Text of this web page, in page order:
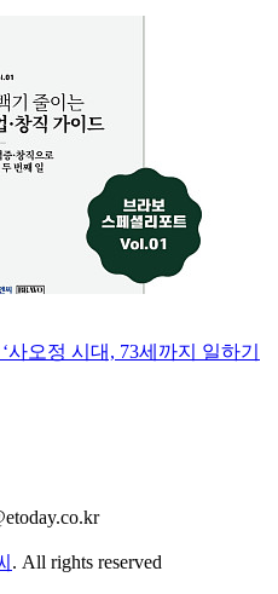
사오정 시대, 73세까지 일하기
. All rights reserved